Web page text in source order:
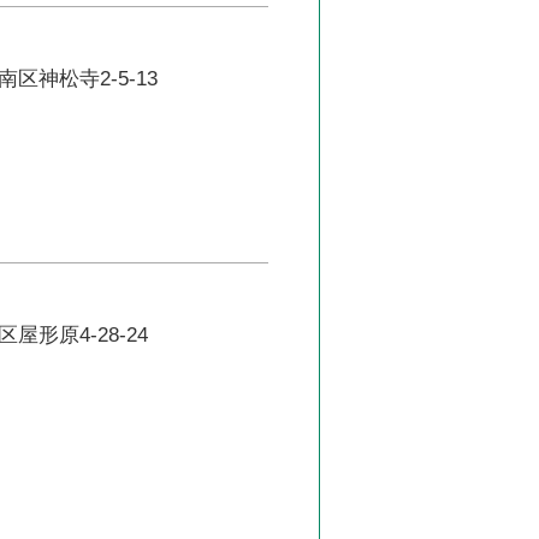
区神松寺2-5-13
屋形原4-28-24